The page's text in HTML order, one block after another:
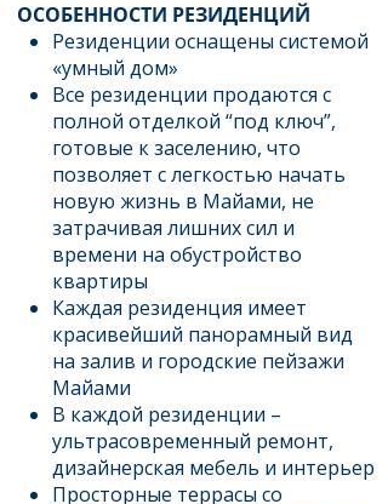
ОСОБЕННОСТИ РЕЗИДЕНЦИЙ
Резиденции оснащены системой
«умный дом»
Все резиденции продаются с
полной отделкой “под ключ”,
готовые к заселению, что
позволяет с легкостью начать
новую жизнь в Майами, не
затрачивая лишних сил и
времени на обустройство
квартиры
Каждая резиденция имеет
красивейший панорамный вид
на залив и городские пейзажи
Майами
В каждой резиденции –
ультрасовременный ремонт,
дизайнерская мебель и интерьер
Просторные террасы со